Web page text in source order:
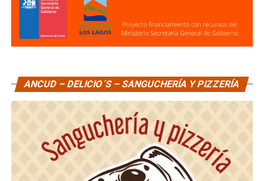
ANCUD – DELICIO´S – SANGUCHERÍA Y PIZZERÍA